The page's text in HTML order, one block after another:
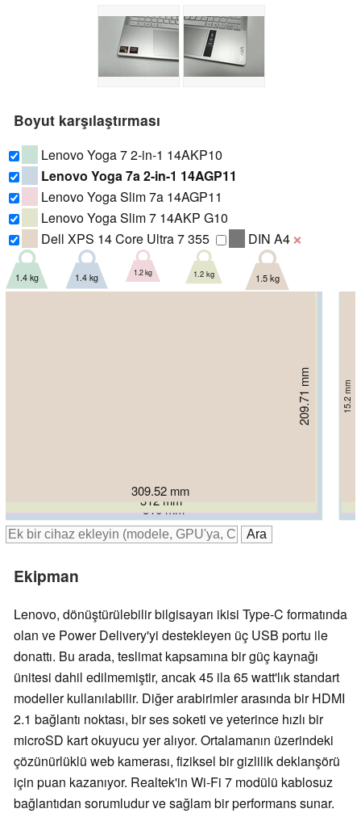
Boyut karşılaştırması
Lenovo Yoga 7 2-in-1 14AKP10
Lenovo Yoga 7a 2-in-1 14AGP11
Lenovo Yoga Slim 7a 14AGP11
Lenovo Yoga Slim 7 14AKP G10
Dell XPS 14 Core Ultra 7 355
DIN A4 ❌
317 mm
228 mm 16.5 mm
1.4 kg
316 mm
228 mm 15.4 mm
1.4 kg
312 mm
221 mm 14 mm
1.2 kg
312 mm
219.3 mm 13.9 mm
1.2 kg
309.52 mm
209.71 mm 15.2 mm
1.5 kg
Ekipman
Lenovo, dönüştürülebilir bilgisayarı ikisi Type-C formatında
olan ve Power Delivery'yi destekleyen üç USB portu ile
donattı. Bu arada, teslimat kapsamına bir güç kaynağı
ünitesi dahil edilmemiştir, ancak 45 ila 65 watt'lık standart
modeller kullanılabilir. Diğer arabirimler arasında bir HDMI
2.1 bağlantı noktası, bir ses soketi ve yeterince hızlı bir
microSD kart okuyucu yer alıyor. Ortalamanın üzerindeki
çözünürlüklü web kamerası, fiziksel bir gizlilik deklanşörü
için puan kazanıyor. Realtek'in Wi-Fi 7 modülü kablosuz
bağlantıdan sorumludur ve sağlam bir performans sunar.